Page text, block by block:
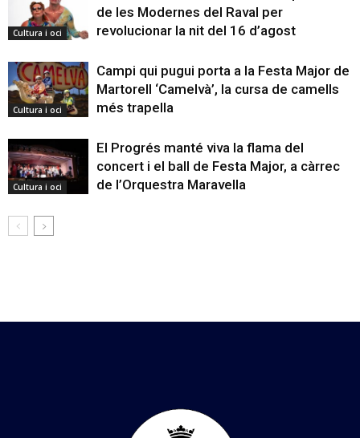
Cultura i oci
de les Modernes del Raval per
revolucionar la nit del 16 d’agost
Cultura i oci
Campi qui pugui porta a la Festa Major de
Martorell ‘Camelvà’, la cursa de camells
més trapella
Cultura i oci
El Progrés manté viva la flama del
concert i el ball de Festa Major, a càrrec
de l’Orquestra Maravella